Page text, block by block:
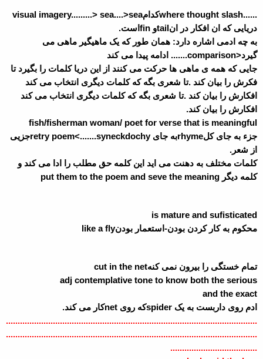
......where thought slash کدامvisual imagery.........> sea....>sea
دریایی که ان افکار در انtailو fin است.
به چه ادمی اشاره دارد: همان طور که یک ماهیگیر ماهی می
گیرد<comparison.......
ادامه پیدا می کند
جایی که همه ی ماهی ها حرکت می کنند از این دریا کلمات را بگیرد تا
فکرش را بیان کند .تا شعری بگه که کلمات دیگری انتخاب می کند
افکارش را بیان کند .تا شعری بگه که کلمات دیگری انتخاب می کند
افکارش را بیان کند.
fish/fisherman woman/ poet for verse that is meaningful
جزء به جای کلrhymeبه جای retry poem<.......syneckdochy
جزیی
از شعر.
کلمات مختلف به دهنت می اید این کلمه حق مطلب را ادا می کند و
کلمه دیگر put them to the poem and seve the meaning
is mature and sufisticated
محکوم به کار کردن بودن-استعمار بودنlike a fly
تمام خستگی را بیرون نمی کنهcut in the net
adj contemplative tone to know both the serious
and the exact
ادم روی داربست به یک spiderکه روی netکار می کند.
...........................................................................................................
...........................................................................................................
.....................................